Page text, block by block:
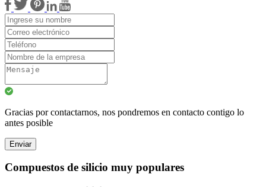
Gracias por contactarnos, nos pondremos en contacto contigo lo
antes posible
Enviar
Compuestos de silicio muy populares